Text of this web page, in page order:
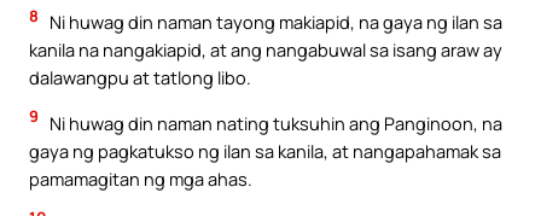
8
Ni huwag din naman tayong makiapid, na gaya ng ilan sa
kanila na nangakiapid, at ang nangabuwal sa isang araw ay
dalawangpu at tatlong libo.
9
Ni huwag din naman nating tuksuhin ang Panginoon, na
gaya ng pagkatukso ng ilan sa kanila, at nangapahamak sa
pamamagitan ng mga ahas.